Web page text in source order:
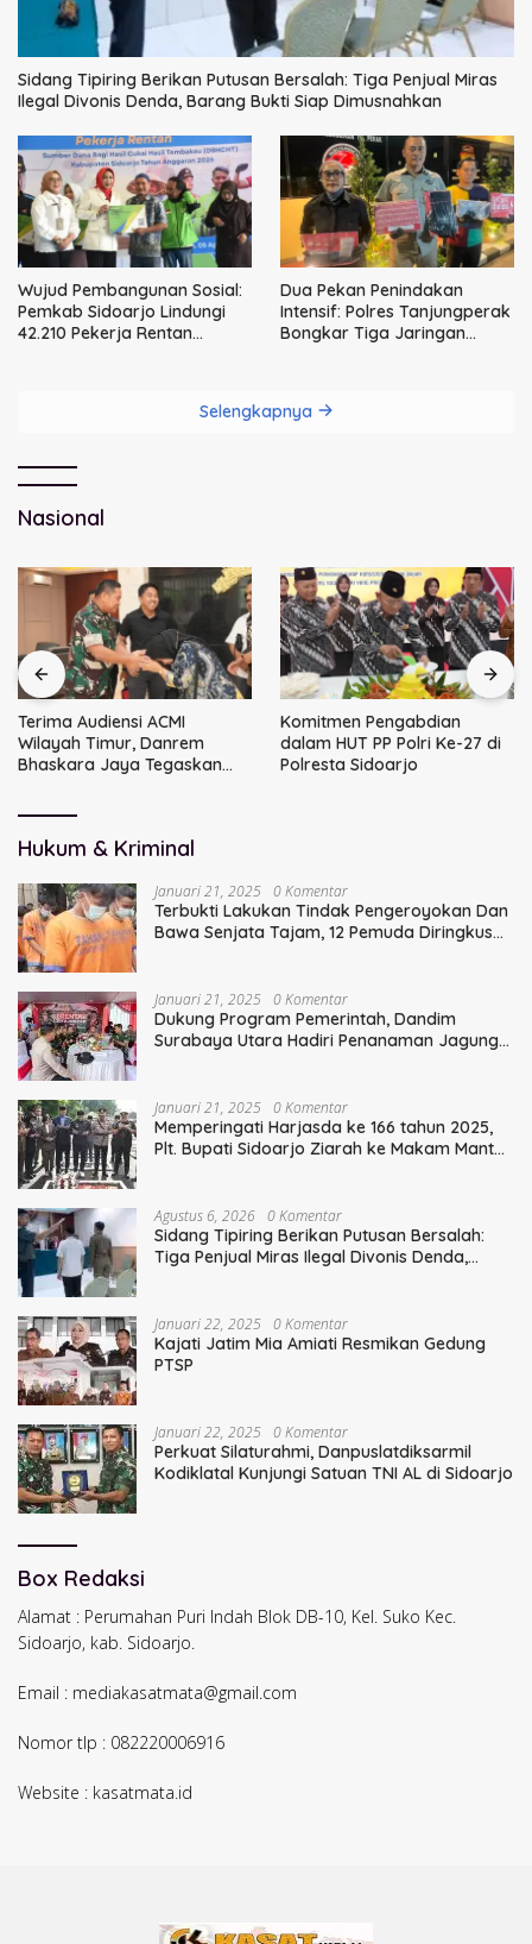
Sidang Tipiring Berikan Putusan Bersalah: Tiga Penjual Miras
Ilegal Divonis Denda, Barang Bukti Siap Dimusnahkan
Wujud Pembangunan Sosial:
Pemkab Sidoarjo Lindungi
42.210 Pekerja Rentan
Dua Pekan Penindakan
Intensif: Polres Tanjungperak
Bongkar Tiga Jaringan
Selengkapnya
Nasional
Terima Audiensi ACMI
Wilayah Timur, Danrem
Bhaskara Jaya Tegaskan
Komitmen Pengabdian
dalam HUT PP Polri Ke-27 di
Polresta Sidoarjo
Hukum & Kriminal
Januari 21, 2025 0 Komentar
Terbukti Lakukan Tindak Pengeroyokan Dan
Bawa Senjata Tajam, 12 Pemuda Diringkus
Januari 21, 2025 0 Komentar
Dukung Program Pemerintah, Dandim
Surabaya Utara Hadiri Penanaman Jagung
Januari 21, 2025 0 Komentar
Memperingati Harjasda ke 166 tahun 2025,
Plt. Bupati Sidoarjo Ziarah ke Makam Mantan
Agustus 6, 2026 0 Komentar
Sidang Tipiring Berikan Putusan Bersalah:
Tiga Penjual Miras Ilegal Divonis Denda,
Januari 22, 2025 0 Komentar
Kajati Jatim Mia Amiati Resmikan Gedung
PTSP
Januari 22, 2025 0 Komentar
Perkuat Silaturahmi, Danpuslatdiksarmil
Kodiklatal Kunjungi Satuan TNI AL di Sidoarjo
Box Redaksi
Alamat : Perumahan Puri Indah Blok DB-10, Kel. Suko Kec.
Sidoarjo, kab. Sidoarjo.
Email : mediakasatmata@gmail.com
Nomor tlp : 082220006916
Website : kasatmata.id